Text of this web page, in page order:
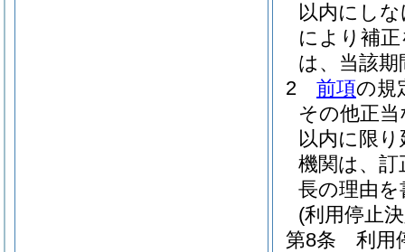
以内にし
により補
は、当該
2
前項の規
その他正
以内に限
機関は、
長の理由
(利用停止
第8条
利用